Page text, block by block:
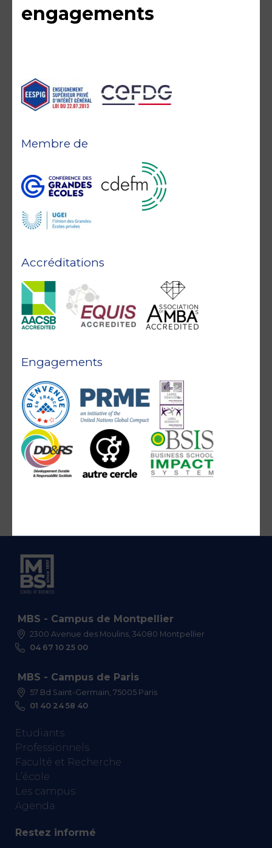
engagements
Accréditations
Membre de
Engagements
MBS - Campus de Montpellier
2300 Avenue des Moulins, 34080 Montpellier
04 67 10 25 00
MBS - Campus de Paris
57 Bd Saint-Germain, 75005 Paris
01 40 24 58 40
Etudiants
Professionnels
Faculté et Recherche
L’école
Les campus
Agenda
Restez informé